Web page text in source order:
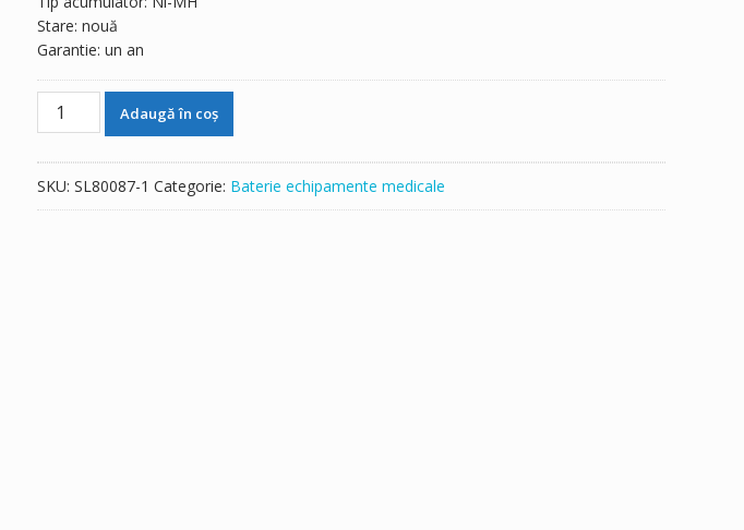
Stare: nouă
Garantie: un an
Cantitate
Baterie
pentru
Adaugă în coș
SKU: SL80087-1 Categorie: Baterie echipamente medicale